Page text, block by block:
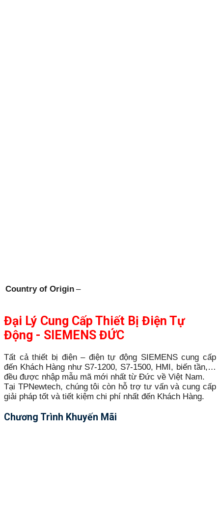
Country of Origin –
Đại Lý Cung Cấp Thiết Bị Điện Tự
Động - SIEMENS ĐỨC
Tất cả thiết bị điện – điện tự động SIEMENS cung cấp
đến Khách Hàng như S7-1200, S7-1500, HMI, biến tần,…
đều được nhập mẫu mã mới nhất từ Đức về Việt Nam.
Tại TPNewtech, chúng tôi còn hỗ trợ tư vấn và cung cấp
giải pháp tốt và tiết kiệm chi phí nhất đến Khách Hàng.
Chương Trình Khuyến Mãi